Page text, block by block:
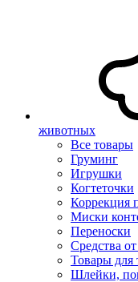
животных
Все товары
Груминг
Игрушки
Когтеточки
Коррекция
Миски
Переноски
Средства
Товары для
Шлейки,